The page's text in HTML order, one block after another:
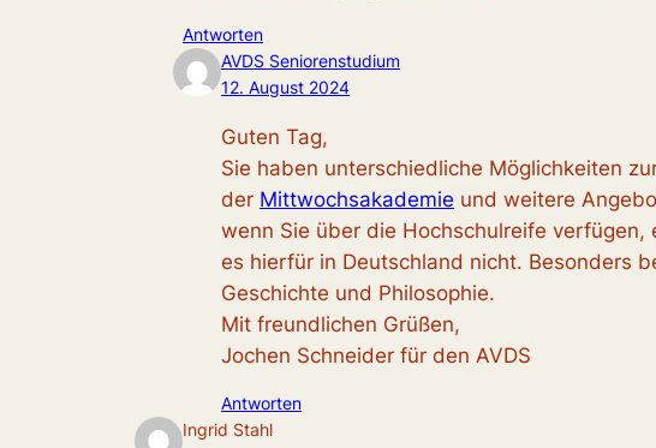
Antworten
AVDS Seniorenstudium
12. August 2024
Guten Tag,
Sie haben unterschiedliche Möglichkeiten
der Mittwochsakademie und weitere
wenn Sie über die Hochschulreife
es hierfür in Deutschland nicht. Besonders
Geschichte und Philosophie.
Mit freundlichen Grüßen,
Jochen Schneider für den AVDS
Antworten
Ingrid Stahl